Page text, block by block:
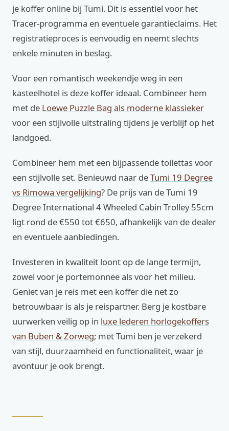
je koffer online bij Tumi. Dit is essentiel voor het
Tracer-programma en eventuele garantieclaims. Het
registratieproces is eenvoudig en neemt slechts
enkele minuten in beslag.
Voor een romantisch weekendje weg in een
kasteelhotel is deze koffer ideaal. Combineer hem
met de Loewe Puzzle Bag als moderne klassieker
voor een stijlvolle uitstraling tijdens je verblijf op het
landgoed.
Combineer hem met een bijpassende toilettas voor
een stijlvolle set. Benieuwd naar deTumi 19 Degree
vs Rimowa vergelijking? De prijs van de Tumi 19
Degree International 4 Wheeled Cabin Trolley 55cm
ligt rond de €550 tot €650, afhankelijk van de dealer
en eventuele aanbiedingen.
Investeren in kwaliteit loont op de lange termijn,
zowel voor je portemonnee als voor het milieu.
Geniet van je reis met een koffer die net zo
betrouwbaar is als je reispartner. Berg je kostbare
uurwerken veilig op in luxe lederen horlogekoffers
van Buben & Zorweg; met Tumi ben je verzekerd
van stijl, duurzaamheid en functionaliteit, waar je
avontuur je ook brengt.